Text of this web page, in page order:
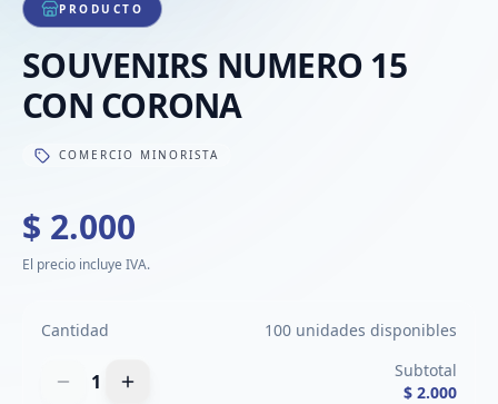
PRODUCTO
SOUVENIRS NUMERO 15
CON CORONA
COMERCIO MINORISTA
$ 2.000
El precio incluye IVA.
Cantidad 100 unidades disponibles
1
Subtotal
$ 2.000